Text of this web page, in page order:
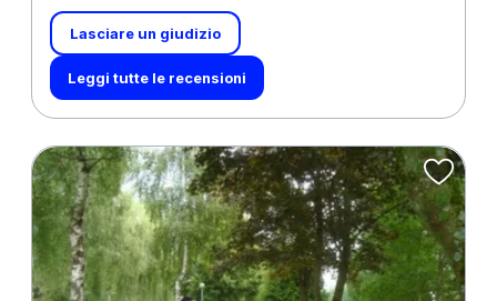
Lasciare un giudizio
Leggi tutte le recensioni